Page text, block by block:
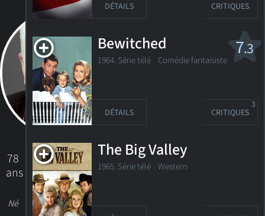
78
ans
Né
DÉTAILS CRITIQUES
7.3
Bewitched
1964. Série télé Comédie fantaisiste
DÉTAILS CRITIQUES
3
The Big Valley
1965. Série télé Western